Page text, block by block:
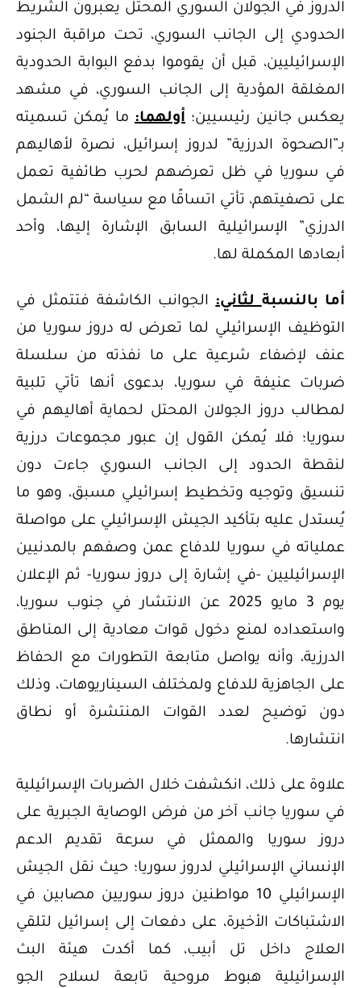
الدروز في الجولان السوري المحتل يعبرون الشريط
الحدودي إلى الجانب السوري، تحت مراقبة الجنود
الإسرائيليين، قبل أن يقوموا بدفع البوابة الحدودية
المغلقة المؤدية إلى الجانب السوري، في مشهد
يعكس جانين رئيسيين؛أولهما:ما يُمكن تسميته
بـ”الصحوة الدرزية” لدروز إسرائيل، نصرة لأهاليهم
في سوريا في ظل تعرضهم لحرب طائفية تعمل
على تصفيتهم، تأتي اتساقًا مع سياسة “لم الشمل
الدرزي” الإسرائيلية السابق الإشارة إليها، وأحد
أبعادها المكملة لها.
أما بالنسبةلثاني: الجوانب الكاشفة فتتمثل في
التوظيف الإسرائيلي لما تعرض له دروز سوريا من
عنف لإضفاء شرعية على ما نفذته من سلسلة
ضربات عنيفة في سوريا، بدعوى أنها تأتي تلبية
لمطالب دروز الجولان المحتل لحماية أهاليهم في
سوريا؛ فلا يُمكن القول إن عبور مجموعات درزية
لنقطة الحدود إلى الجانب السوري جاءت دون
تنسيق وتوجيه وتخطيط إسرائيلي مسبق، وهو ما
يُستدل عليه بتأكيد الجيش الإسرائيلي على مواصلة
عملياته في سوريا للدفاع عمن وصفهم بالمدنيين
الإسرائيليين -في إشارة إلى دروز سوريا- ثم الإعلان
يوم 3 مايو 2025 عن الانتشار في جنوب سوريا،
واستعداده لمنع دخول قوات معادية إلى المناطق
الدرزية، وأنه يواصل متابعة التطورات مع الحفاظ
على الجاهزية للدفاع ولمختلف السيناريوهات، وذلك
دون توضيح لعدد القوات المنتشرة أو نطاق
انتشارها.
علاوة على ذلك، انكشفت خلال الضربات الإسرائيلية
في سوريا جانب آخر من فرض الوصاية الجبرية على
دروز سوريا والممثل في سرعة تقديم الدعم
الإنساني الإسرائيلي لدروز سوريا؛ حيث نقل الجيش
الإسرائيلي 10 مواطنين دروز سوريين مصابين في
الاشتباكات الأخيرة، على دفعات إلى إسرائيل لتلقي
العلاج داخل تل أبيب، كما أكدت هيئة البث
الإسرائيلية هبوط مروحية تابعة لسلاح الجو